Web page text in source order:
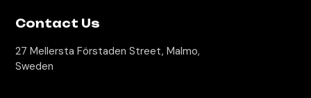
Contact Us
27 Mellersta Förstaden Street, Malmo,
Sweden